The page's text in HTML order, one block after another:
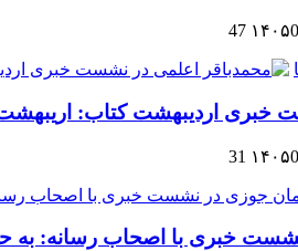
0
47
خبری اردیبهشت کتاب:
0
31
خبری با اصحاب رسانه: به